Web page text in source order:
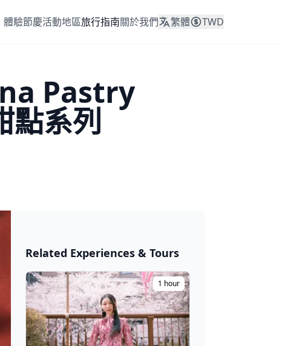
體驗節慶活動地區旅行指南關於我們 繁體 TWD
Pastry
點系列
🎆 祭典與節日
取得門票
Related Experiences & Tours
1 hour